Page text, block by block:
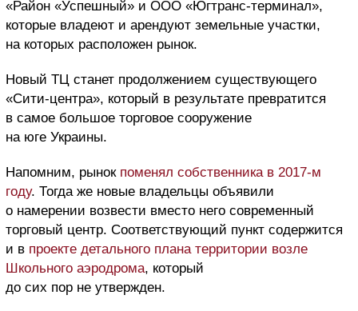
«Район «Успешный» и ООО «Югтранс-терминал»,
которые владеют и арендуют земельные участки,
на которых расположен рынок.
Новый ТЦ станет продолжением существующего
«Сити-центра», который в результате превратится
в самое большое торговое сооружение
на юге Украины.
Напомним, рынок поменял собственника в 2017-м
году. Тогда же новые владельцы объявили
о намерении возвести вместо него современный
торговый центр. Соответствующий пункт содержится
и в проекте детального плана территории возле
Школьного аэродрома, который
до сих пор не утвержден.